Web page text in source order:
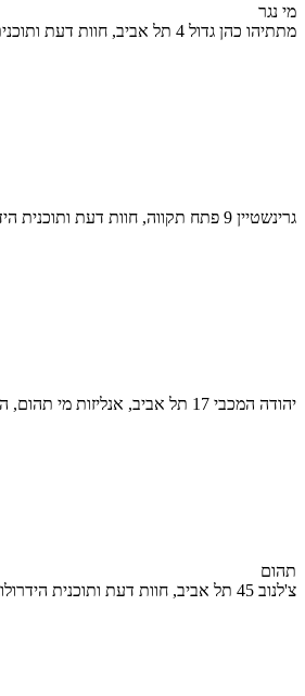
מי נגר
מתתיהו כהן גדול 4 תל אביב, חוות דעת ותוכנית הידרולוגית לניהול מי נגר
גרינשטיין 9 פתח תקווה, חוות דעת ותוכנית הידרולוגית לניהול מי נגר
יהודה המכבי 17 תל אביב, אנליזות
תהום
צ'לנוב 45 תל אביב, חוות דעת ותוכנית הידרולוגית לניהול מי נגר